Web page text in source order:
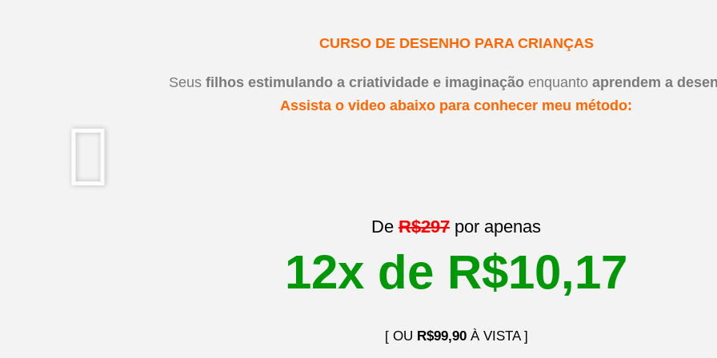
CURSO DE DESENHO PARA CRIANÇAS
Seus filhos estimulando a criatividade e imaginaçãoenquanto aprendem a
Assista o video abaixo para conhecer meu método:
De R$297 por apenas
12x de R$10,17
[ OU R$99,90À VISTA ]